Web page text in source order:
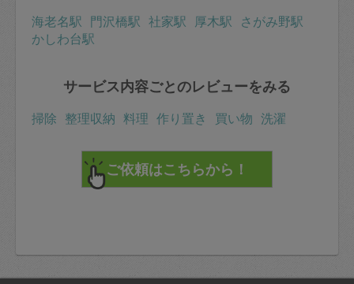
海老名駅 門沢橋駅 社家駅 厚木駅 さがみ野駅
かしわ台駅
サービス内容ごとのレビューをみる
掃除 整理収納 料理 作り置き 買い物 洗濯